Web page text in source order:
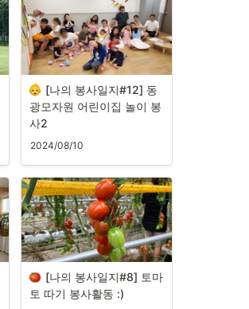
[나의 봉사일지#12] 동
광모자원 어린이집 놀이 봉
사2
2024/08/10
[나의 봉사일지#8] 토마
토 따기 봉사활동 :)